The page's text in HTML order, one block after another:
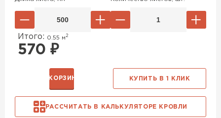
Итого: 0.55 м 2
570 ₽
РАССЧИТАТЬ В КАЛЬКУЛЯТОРЕ КРОВЛИ
В КОРЗИНУ КУПИТЬ В 1 КЛИК